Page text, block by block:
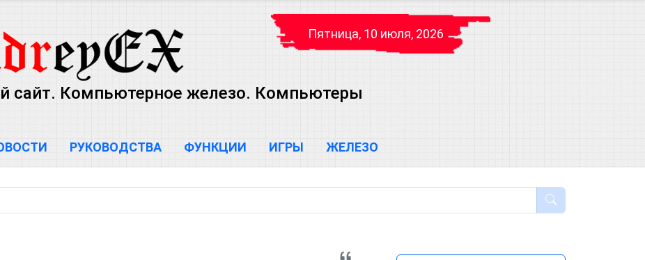
Пятница, 10 июля, 2026
сайт. Компьютерное железо. Компьютеры
РУКОВОДСТВА ФУНКЦИИ ИГРЫ ЖЕЛЕЗО